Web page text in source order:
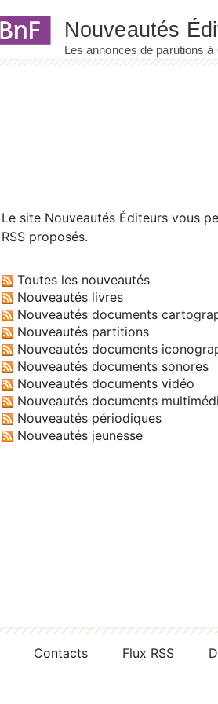
Le site Nouveautés Éditeurs vous
RSS proposés.
Toutes les nouveautés
Nouveautés livres
Nouveautés documents
Nouveautés partitions
Nouveautés documents
Nouveautés documents sonores
Nouveautés documents vidéo
Nouveautés documents
Nouveautés périodiques
Nouveautés jeunesse
Contacts Flux RSS